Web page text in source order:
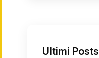
Ultimi Posts